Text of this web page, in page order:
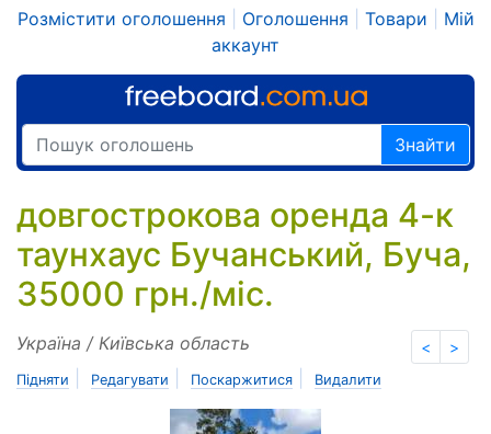
Розмістити оголошення Оголошення Товари
Мій
аккаунт
Знайти
довгострокова оренда 4-к
таунхаус Бучанський, Буча,
35000 грн./міс.
< >
Україна / Київська область
Підняти Редагувати Поскаржитися Видалити